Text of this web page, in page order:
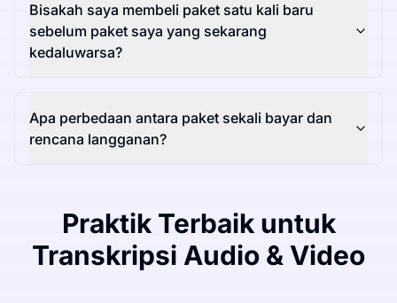
Bisakah saya membeli paket satu kali baru
sebelum paket saya yang sekarang
kedaluwarsa?
Apa perbedaan antara paket sekali bayar dan
rencana langganan?
Praktik Terbaik untuk
Transkripsi Audio & Video